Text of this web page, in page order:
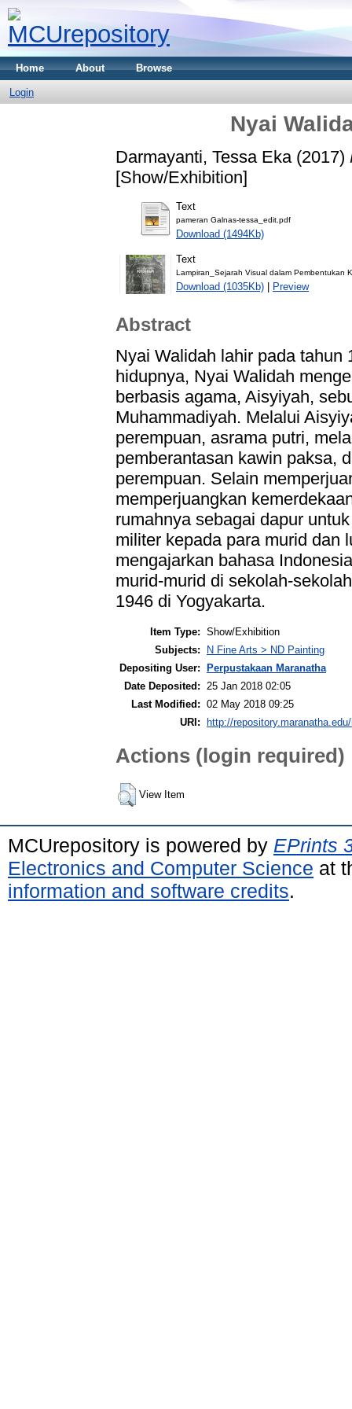
Home About Browse
Login
Nyai
Darmayanti, Tessa Eka (2017)
[Show/Exhibition]
Text
pameran Galnas-tessa_edit.pdf
Download (1494Kb)
Text
Lampiran_Sejarah Visual dalam Pembentukan
Download (1035Kb) | Preview
Abstract
Nyai Walidah lahir pada tahun
hidupnya, Nyai Walidah
berbasis agama, Aisyiyah,
Muhammadiyah. Melalui
perempuan, asrama putri,
pemberantasan kawin paksa,
perempuan. Selain
memperjuangkan
rumahnya sebagai dapur
militer kepada para murid dan
mengajarkan bahasa
murid-murid di sekolah-
1946 di Yogyakarta.
Item Type: Show/Exhibition
Subjects:
N Fine Arts > ND Painting
Depositing User:
Perpustakaan Maranatha
Date Deposited:
25 Jan 2018 02:05
Last Modified: 02 May 2018 09:25
URI:
http://
Actions (login required)
View Item
MCUrepository is powered by EPrints
Electronics and Computer Science at
information and software credits.